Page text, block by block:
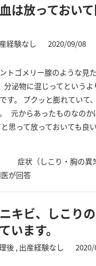
は放っておい
経験なし 2020/09/08
トゴメリー腺のような見
泌物に混じってという
す。 プクッと膨れていて
元からあったものなのか
思って放っておいても良
症状（しこり・胸の異
が回答
キビ、しこり
います。
後 ,出産経験なし